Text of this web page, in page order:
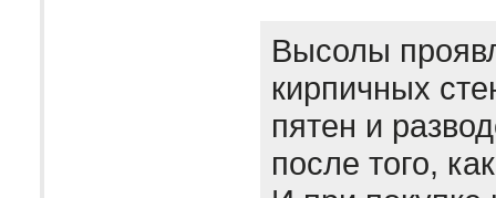
Высолы
кирпичных
пятен и
после того,